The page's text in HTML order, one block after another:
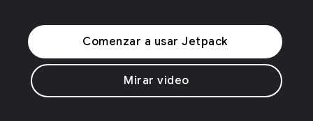
Comenzar a usar Jetpack
Mirar video